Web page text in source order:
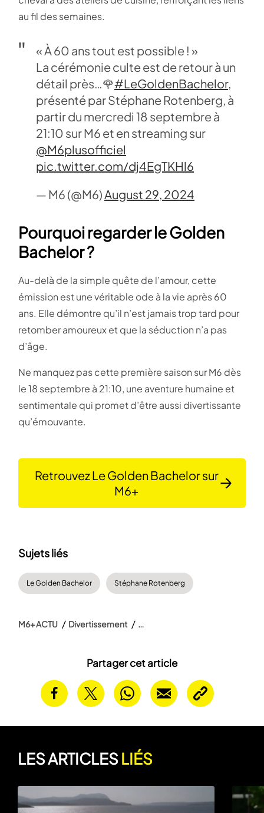
Partager cet article
au fil des semaines.
« À 60 ans tout est possible ! »
La cérémonie culte est de retour à un
détail près…🌹#LeGoldenBachelor,
présenté par Stéphane Rotenberg, à
partir du mercredi 18 septembre à
21:10 sur M6 et en streaming sur
@M6plusofficiel
pic.twitter.com/dj4EgTKHl6
— M6 (@M6)August 29, 2024
Pourquoi regarder le Golden
Bachelor ?
Au-delà de la simple quête de l’amour, cette
émission est une véritable ode à la vie après 60
ans. Elle démontre qu’il n’est jamais trop tard pour
retomber amoureux et que la séduction n’a pas
d’âge.
Ne manquez pas cette première saison sur M6 dès
le 18 septembre à 21:10, une aventure humaine et
sentimentale qui promet d’être aussi divertissante
qu’émouvante.
Retrouvez Le Golden Bachelor sur
M6+
Sujets liés
Le Golden Bachelor Stéphane Rotenberg
M6+ ACTU Divertissement
LES ARTICLESLIÉS